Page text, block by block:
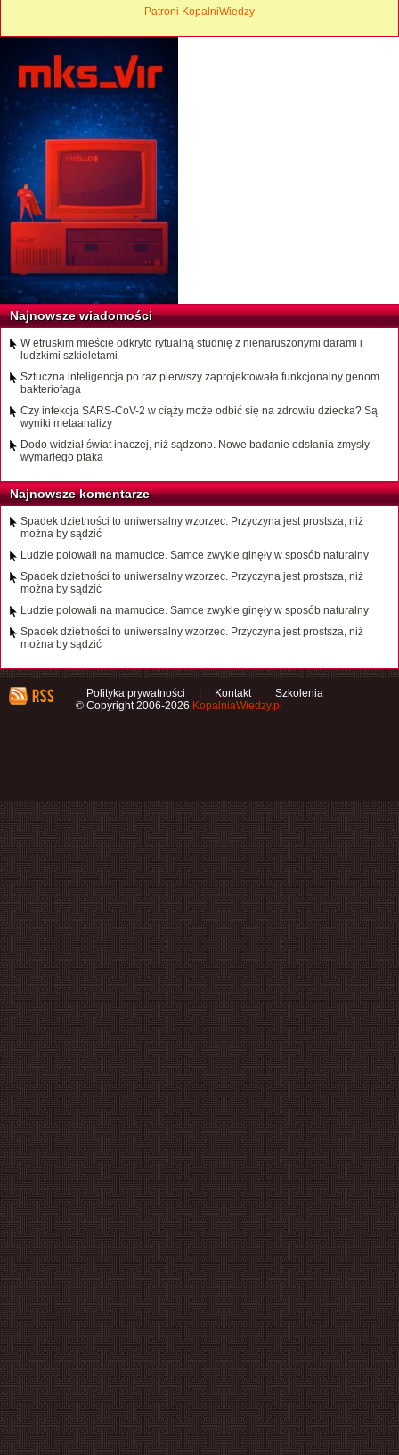
Patroni KopalniWiedzy
Najnowsze wiadomości
W etruskim mieście odkryto rytualną studnię z nienaruszonymi darami i
ludzkimi szkieletami
Sztuczna inteligencja po raz pierwszy zaprojektowała funkcjonalny genom
bakteriofaga
Czy infekcja SARS-CoV-2 w ciąży może odbić się na zdrowiu dziecka? Są
wyniki metaanalizy
Dodo widział świat inaczej, niż sądzono. Nowe badanie odsłania zmysły
wymarłego ptaka
Najnowsze komentarze
Spadek dzietności to uniwersalny wzorzec. Przyczyna jest prostsza, niż
można by sądzić
Ludzie polowali na mamucice. Samce zwykle ginęły w sposób naturalny
Spadek dzietności to uniwersalny wzorzec. Przyczyna jest prostsza, niż
można by sądzić
Ludzie polowali na mamucice. Samce zwykle ginęły w sposób naturalny
Spadek dzietności to uniwersalny wzorzec. Przyczyna jest prostsza, niż
można by sądzić
Polityka prywatności Kontakt
Szkolenia
© Copyright 2006-2026 KopalniaWiedzy.pl